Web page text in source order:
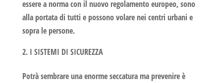
essere a norma con il nuovo regolamento europeo, sono
alla portata di tutti e possono volare nei centri urbani e
sopra le persone.
I SISTEMI DI SICUREZZA
Potrà sembrare una enorme seccatura ma prevenire è